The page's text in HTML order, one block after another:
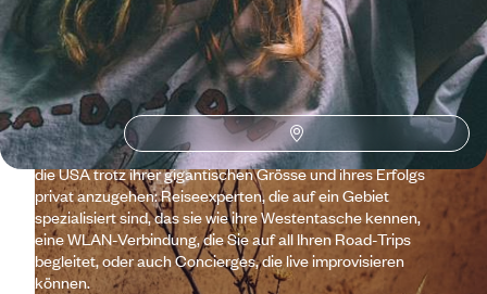
Der American Dream ist nicht unveränderlich – er ist so
vielfältig wie die Reisenden, die ihn träumen. Die Vereinigten
Staaten werden im Plural geschrieben, weil sie unzählige
Mythen und Realitäten verkörpern, Ways of Life, Canyons,
Musikstädte, paradiesische Inseln, Wüsten und
Nationalparks im Dutzend. Voyageurs hat die Schlüssel, um
die USA trotz ihrer gigantischen Grösse und ihres Erfolgs
privat anzugehen: Reiseexperten, die auf ein Gebiet
spezialisiert sind, das sie wie ihre Westentasche kennen,
eine WLAN-Verbindung, die Sie auf all Ihren Road-Trips
begleitet, oder auch Concierges, die live improvisieren
können.